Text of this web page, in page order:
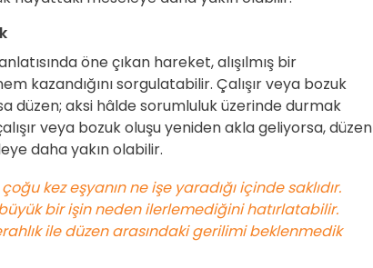
öne çıkan hareket, alışılmış bir
kazandığını sorgulatabilir. Çalışır veya bozuk
düzen; aksi hâlde sorumluluk üzerinde durmak
veya bozuk oluşu yeniden akla geliyorsa, düzen
daha yakın olabilir.
kez eşyanın ne işe yaradığı içinde saklıdır.
bir işin neden ilerlemediğini hatırlatabilir.
ile düzen arasındaki gerilimi beklenmedik